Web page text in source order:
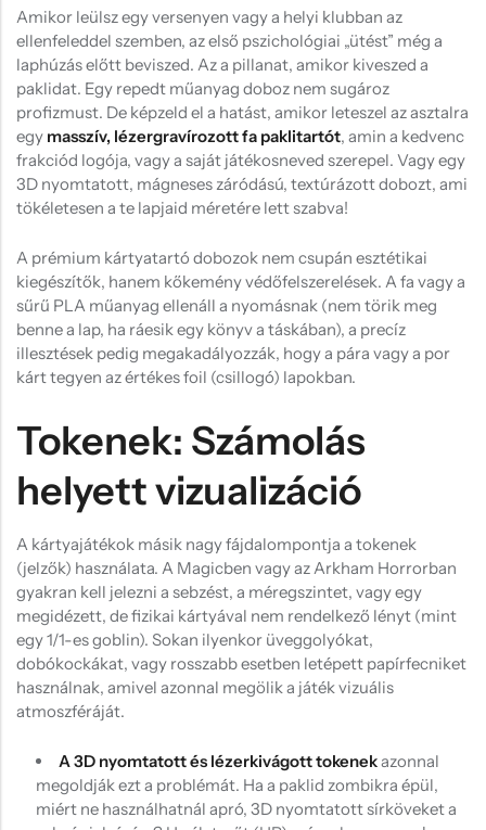
Amikor leülsz egy versenyen vagy a helyi klubban az
ellenfeleddel szemben, az első pszichológiai „ütést” még a
laphúzás előtt beviszed. Az a pillanat, amikor kiveszed a
paklidat. Egy repedt műanyag doboz nem sugároz
profizmust. De képzeld el a hatást, amikor leteszel az asztalra
egy masszív, lézergravírozott fa paklitartót, amin a kedvenc
frakciód logója, vagy a saját játékosneved szerepel. Vagy egy
3D nyomtatott, mágneses záródású, textúrázott dobozt, ami
tökéletesen a te lapjaid méretére lett szabva!
A prémium kártyatartó dobozok nem csupán esztétikai
kiegészítők, hanem kőkemény védőfelszerelések. A fa vagy a
sűrű PLA műanyag ellenáll a nyomásnak (nem törik meg
benne a lap, ha ráesik egy könyv a táskában), a precíz
illesztések pedig megakadályozzák, hogy a pára vagy a por
kárt tegyen az értékes foil (csillogó) lapokban.
Tokenek: Számolás
helyett vizualizáció
A kártyajátékok másik nagy fájdalompontja a tokenek
(jelzők) használata. A Magicben vagy az Arkham Horrorban
gyakran kell jelezni a sebzést, a méregszintet, vagy egy
megidézett, de fizikai kártyával nem rendelkező lényt (mint
egy 1/1-es goblin). Sokan ilyenkor üveggolyókat,
dobókockákat, vagy rosszabb esetben letépett papírfecniket
használnak, amivel azonnal megölik a játék vizuális
atmoszféráját.
A 3D nyomtatott és lézerkivágott tokenekazonnal
megoldják ezt a problémát. Ha a paklid zombikra épül,
miért ne használhatnál apró, 3D nyomtatott sírköveket a